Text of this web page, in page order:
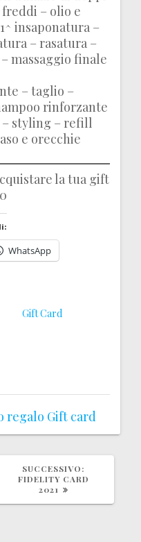
– olio e
insaponatura –
– rasatura –
massaggio finale
– taglio –
rinforzante
– styling – refill
e orecchie
la tua gift
WhatsApp
Gift Card
regalo Gift card
SUCCESSIVO:
FIDELITY CARD
2021